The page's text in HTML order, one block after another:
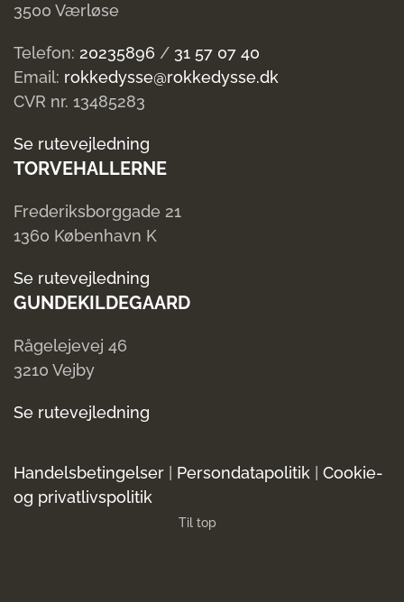
3500 Værløse
Telefon: 20235896 / 31 57 07 40
Email: rokkedysse@rokkedysse.dk
CVR nr. 13485283
Se rutevejledning
TORVEHALLERNE
Frederiksborggade 21
1360 København K
Se rutevejledning
GUNDEKILDEGAARD
Rågelejevej 46
3210 Vejby
Se rutevejledning
Handelsbetingelser Persondatapolitik
Cookie-
og privatlivspolitik
Til top